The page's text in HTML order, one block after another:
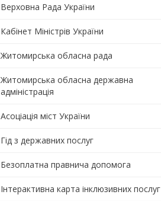
Верховна Рада України
Кабінет Міністрів України
Житомирська обласна рада
Житомирська обласна державна
адміністрація
Асоціація міст України
Гід з державних послуг
Безоплатна правнича допомога
Інтерактивна карта інклюзивних послуг